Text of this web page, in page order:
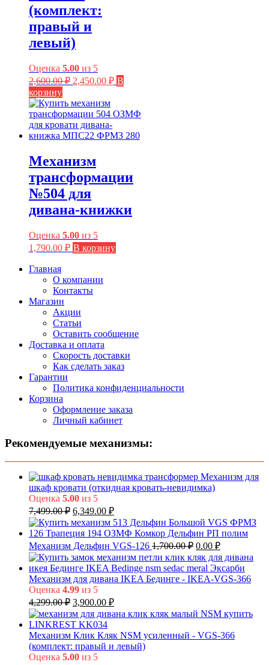
(комплект:
правый и
левый)
Оценка 5.00 из 5
2,600.00₽ Первоначальная
составляла
2,600.00 ₽.
2,450.00 ₽Текущая
цена:
В
корзину
Механизм
трансформации
№504 для
дивана-книжки
Оценка 5.00 из 5
1,790.00 ₽ В корзину
Главная
О компании
Контакты
Магазин
Акции
Статьи
Оставить сообщение
Доставка и оплата
Скорость доставки
Как сделать заказ
Гарантии
Политика конфиденциальности
Корзина
Оформление заказа
Личный кабинет
Рекомендуемые механизмы:
Механизм для
шкаф кровати (откидная кровать-невидимка)
Оценка 5.00 из 5
7,499.00₽ Первоначальная
цена
составляла
7,499.00 ₽.
6,349.00 ₽Текущая
цена:
6,349.00 ₽.
Механизм Дельфин VGS-126 1,700.00₽ Первоначальная
цена
составляла
1,700.00 ₽.
0.00 ₽Текущая
цена:
0.00 ₽.
Механизм для дивана IKEA Бединге - IKEA-VGS-366
Оценка 4.99 из 5
4,299.00₽ Первоначальная
цена
составляла
4,299.00 ₽.
3,900.00 ₽Текущая
цена:
Механизм Клик Кляк NSM усиленный - VGS-366
(комплект: правый и левый)
Оценка 5.00 из 5